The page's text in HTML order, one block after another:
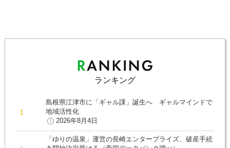
ランキング
島根県江津市に「ギャル課」誕生へ ギャルマインドで
地域活性化
2026年8月4日
「ゆりの温泉」運営の長崎エンタープライズ、破産手続